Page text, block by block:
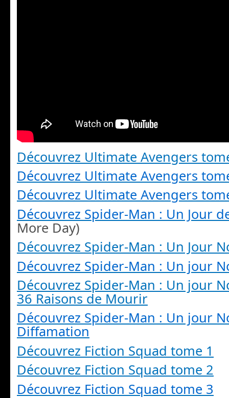
Découvrez Ultimate Avengers
Découvrez Ultimate Avengers
Découvrez Ultimate Avengers
Découvrez Spider-Man : Un Jour
More Day)
Découvrez Spider-Man : Un Jour
Découvrez Spider-Man : Un jour
Découvrez Spider-Man : Un jour
36 Raisons de Mourir
Découvrez Spider-Man : Un jour
Diffamation
Découvrez Fiction Squad tome 1
Découvrez Fiction Squad tome 2
Découvrez Fiction Squad tome 3